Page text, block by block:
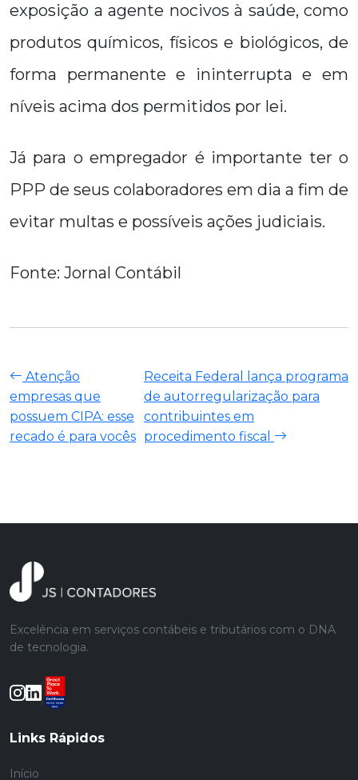
exposição a agente nocivos à saúde, como
produtos químicos, físicos e biológicos, de
forma permanente e ininterrupta e em
níveis acima dos permitidos por lei.
Já para o empregador é importante ter o
PPP de seus colaboradores em dia a fim de
evitar multas e possíveis ações judiciais.
Fonte: Jornal Contábil
Atenção
empresas que
possuem CIPA: esse
recado é para vocês
Receita Federal lança programa
de autorregularização para
contribuintes em
procedimento fiscal
Excelência em serviços contábeis e tributários com o DNA
de tecnologia.
Links Rápidos
Início